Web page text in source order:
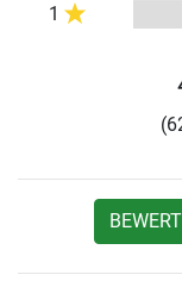
1